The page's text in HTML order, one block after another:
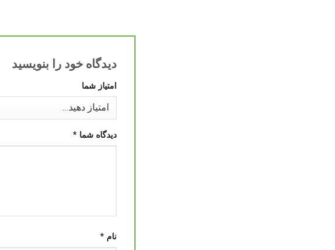
دیدگاه خود را بنویسید
امتیاز شما
دیدگاه شما *
نام *